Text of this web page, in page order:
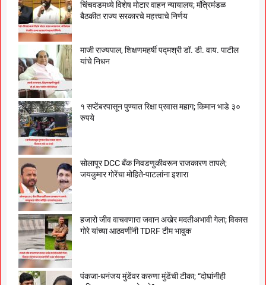
चिंचवडमध्ये विशेष मोटार वाहन न्यायालय; मंत्रिमंडळ
बैठकीत राज्य सरकारचे महत्त्वाचे निर्णय
माजी राज्यपाल, शिक्षणमहर्षी पद्मश्री डॉ. डी. वाय. पाटील
यांचे निधन
१ सप्टेंबरपासून पुण्यात रिक्षा प्रवास महाग; किमान भाडे ३०
रुपये
सोलापूर DCC बँक निवडणुकीवरून राजकारण तापले;
जयकुमार गोरेंचा मोहिते-पाटलांना इशारा
हजारो जीव वाचवणारा जवान अखेर मदतीअभावी गेला; विकास
गोरे यांच्या आठवणींनी TDRF टीम भावुक
पंकजा-धनंजय मुंडेंवर करुणा मुंडेंची टीका; “दोघांनीही